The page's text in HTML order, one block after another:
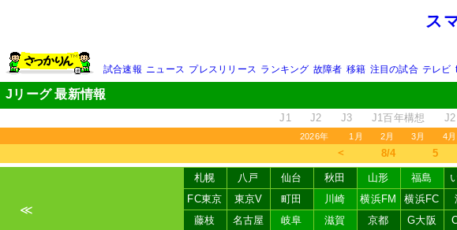
ス
試合速報 ニュース プレスリリース ランキング 故障者 移籍 注目の試合 テレビ
Jリーグ 最新情報
J1 J2 J3 J1百年構想
2026年 1月 2月 3月 4月
＜ 8/4 5
≪
札幌 八戸 仙台 秋田 山形 福島
FC東京
東京V 町田 川崎 横浜FM 横浜FC
藤枝
名古屋 岐阜 滋賀 京都 G大阪